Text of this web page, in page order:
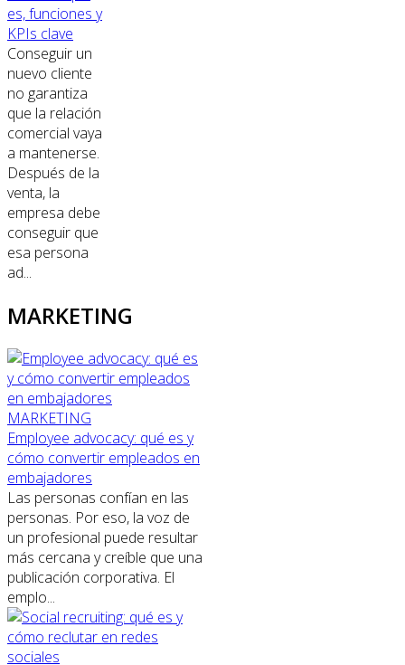
es, funciones y
KPIs clave
Conseguir un
nuevo cliente
no garantiza
que la relación
comercial vaya
a mantenerse.
Después de la
venta, la
empresa debe
conseguir que
esa persona
ad...
MARKETING
MARKETING
Employee advocacy: qué es y
cómo convertir empleados en
embajadores
Las personas confían en las
personas. Por eso, la voz de
un profesional puede resultar
más cercana y creíble que una
publicación corporativa. El
emplo...